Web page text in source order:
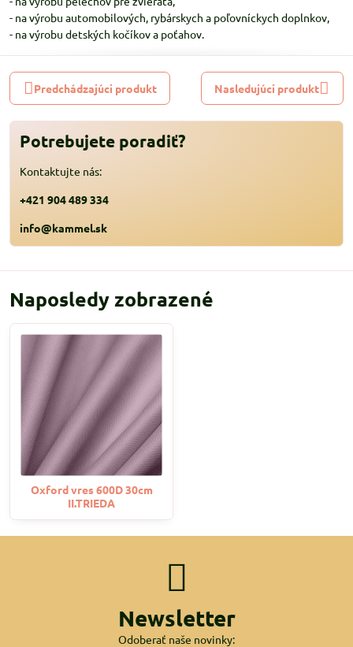
- na výrobu automobilových, rybárskych a poľovníckych doplnkov,
- na výrobu detských kočíkov a poťahov.
Predchádzajúci produkt Nasledujúci produkt
Potrebujete poradiť?
Kontaktujte nás:
+421 904 489 334
info@kammel.sk
Naposledy zobrazené
Oxford vres 600D 30cm
II.TRIEDA
Newsletter
Odoberať naše novinky: